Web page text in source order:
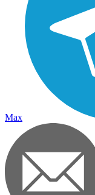
Max